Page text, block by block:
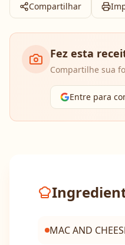
Compartilhar
Fez esta
Compartilhe sua
Entre para
MAC AND